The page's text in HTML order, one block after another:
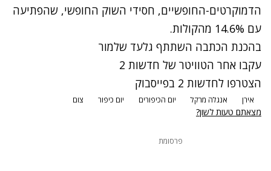
הדמוקרטים-החופשיים, חסידי השוק החופשי, שהפתיעה
עם 14.6% מהקולות.
בהכנת הכתבה השתתף גלעד שלמור
עקבו אחר הטוויטר של חדשות 2
הצטרפו לחדשות 2 בפייסבוק
אירן אנגלה מרקל יום הכיפורים יום כיפור צום
מצאתם טעות לשון?
פרסומת